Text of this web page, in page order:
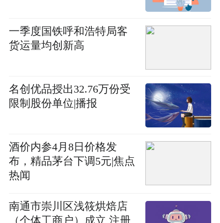
一季度国铁呼和浩特局客
货运量均创新高
名创优品授出32.76万份受
限制股份单位|播报
酒价内参4月8日价格发
布，精品茅台下调5元|焦点
热闻
南通市崇川区浅筱烘焙店